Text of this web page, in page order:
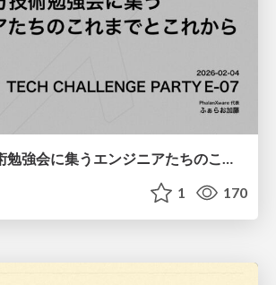
とある地方技術勉強会に集うエンジニアたちのこれまでとこれから
1 170